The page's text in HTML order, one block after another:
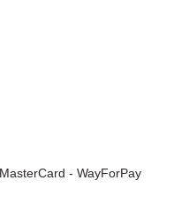
- WayForPay